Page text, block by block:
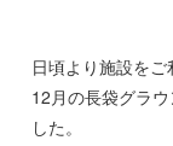
日頃より施設をご
12月の長袋グラ
した。